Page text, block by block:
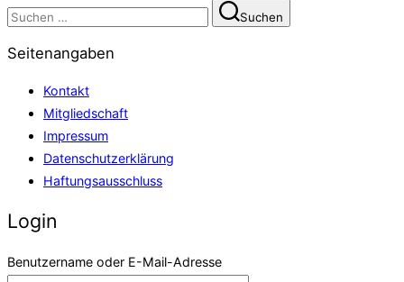
Suchen
nach:
Suchen
Seitenangaben
Kontakt
Mitgliedschaft
Impressum
Datenschutzerklärung
Haftungsausschluss
Login
Benutzername oder E-Mail-Adresse